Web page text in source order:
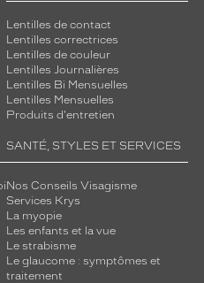
Lentilles de contact
Lentilles correctrices
Lentilles de couleur
Lentilles Journalières
Lentilles Bi Mensuelles
Lentilles Mensuelles
Produits d'entretien
SANTÉ, STYLES ET SERVICES
Nos Conseils Visagisme
Services Krys
La myopie
Les enfants et la vue
Le strabisme
Le glaucome : symptômes et
traitement